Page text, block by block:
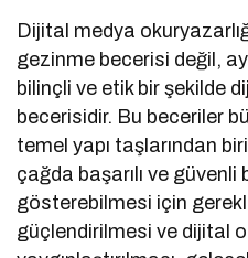
Dijital medya
gezinme becerisi değil,
bilinçli ve etik bir şekilde
becerisidir. Bu beceriler
temel yapı taşlarından
çağda başarılı ve güvenli
gösterebilmesi için
güçlendirilmesi ve dijital